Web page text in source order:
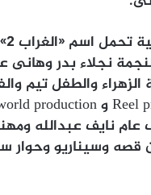
نجلاء بدر
الزهراء والطفل تيم
عام نايف عبدالله
قصه وسيناريو وحوار